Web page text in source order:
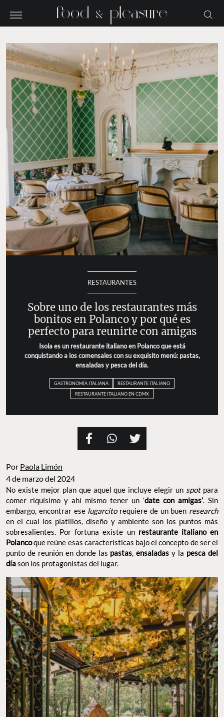
RESTAURANTES
Sobre uno de los restaurantes más
bonitos en Polanco y por qué es
perfecto para reunirte con amigas
Isola es un restaurante italiano en Polanco que está
conquistando a los comensales con su exquisito menú: pastas,
ensaladas y pesca del día.
GASTRONOMÍA ITALIANA
RESTAURANTE ITALIANO
RESTAURANTE ITALIANO EN CDMX
Por Paola Limón
4 de marzo del 2024
No existe mejor plan que aquel que incluye elegir un spot para
comer riquísimo y ahí mismo tener un ‘date con amigas’. Sin
embargo, encontrar eselugarcito requiere de un buen research
en el cual los platillos, diseño y ambiente son los puntos más
sobresalientes. Por fortuna existe un restaurante italiano en
Polancoque reúne esas características bajo el concepto de ser el
punto de reunión en donde las pastas,ensaladasy la pesca del
díason los protagonistas del lugar.